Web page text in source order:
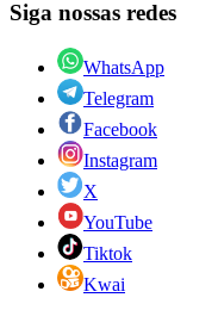
Siga nossas redes
WhatsApp
Telegram
Facebook
Instagram
X
YouTube
Tiktok
Kwai